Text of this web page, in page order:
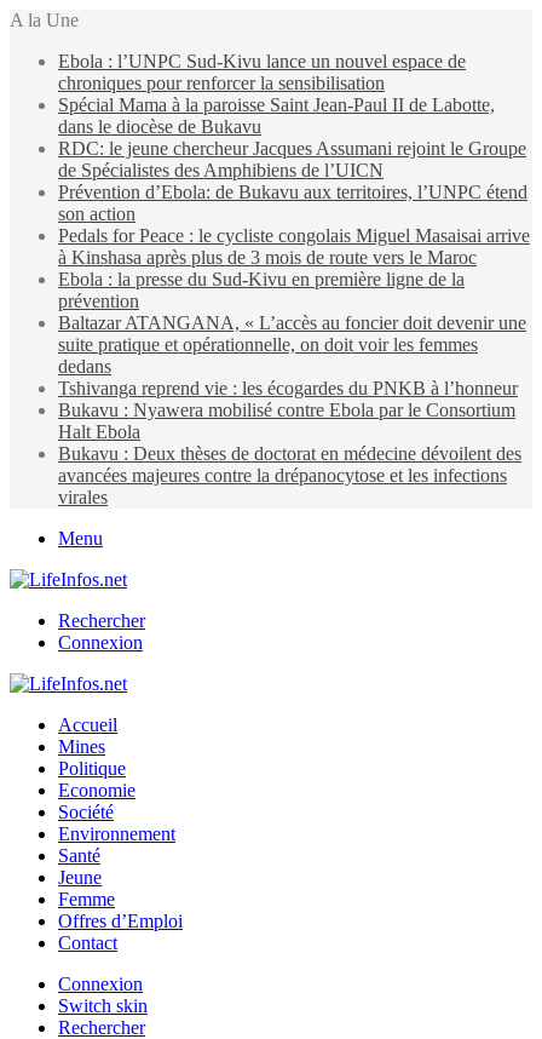
A la Une
Ebola : l’UNPC Sud-Kivu lance un nouvel espace de
chroniques pour renforcer la sensibilisation
Spécial Mama à la paroisse Saint Jean-Paul II de Labotte,
dans le diocèse de Bukavu
RDC: le jeune chercheur Jacques Assumani rejoint le Groupe
de Spécialistes des Amphibiens de l’UICN
Prévention d’Ebola: de Bukavu aux territoires, l’UNPC étend
son action
Pedals for Peace : le cycliste congolais Miguel Masaisai arrive
à Kinshasa après plus de 3 mois de route vers le Maroc
Ebola : la presse du Sud-Kivu en première ligne de la
prévention
Baltazar ATANGANA, « L’accès au foncier doit devenir une
suite pratique et opérationnelle, on doit voir les femmes
dedans
Tshivanga reprend vie : les écogardes du PNKB à l’honneur
Bukavu : Nyawera mobilisé contre Ebola par le Consortium
Halt Ebola
Bukavu : Deux thèses de doctorat en médecine dévoilent des
avancées majeures contre la drépanocytose et les infections
virales
Menu
Rechercher
Connexion
Accueil
Mines
Politique
Economie
Société
Environnement
Santé
Jeune
Femme
Offres d’Emploi
Contact
Connexion
Switch skin
Rechercher